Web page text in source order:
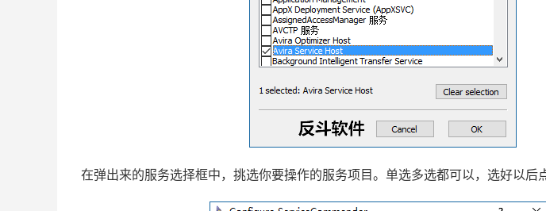
在弹出来的服务选择框中，挑选你要操作的服务项目。单选多选都可以，选好以后